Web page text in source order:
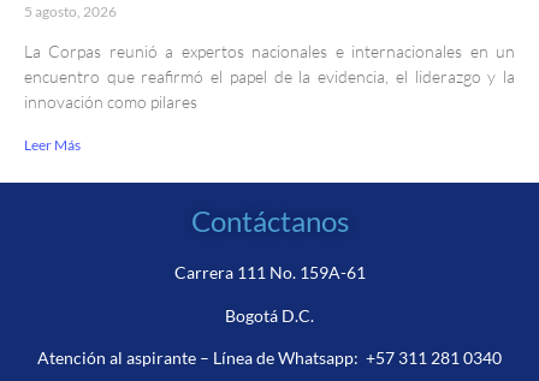
5 agosto, 2026
La Corpas reunió a expertos nacionales e internacionales en un
encuentro que reafirmó el papel de la evidencia, el liderazgo y la
innovación como pilares
Leer Más
Contáctanos
Carrera 111 No. 159A-61
Bogotá D.C.
Atención al aspirante – Línea de Whatsapp: +57 311 281 0340